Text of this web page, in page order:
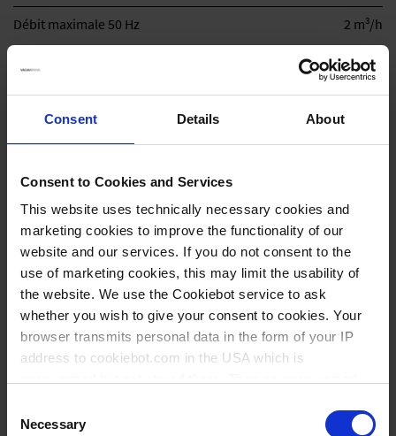
Consent Details About
Consent to Cookies and Services
This website uses technically necessary cookies and
marketing cookies to improve the functionality of our
website and our services. If you do not consent to the
use of marketing cookies, this may limit the usability of
the website. We use the Cookiebot service to ask
whether you wish to give your consent to cookies. Your
browser transmits personal data in the form of your IP
address to cookiebot.com in the USA which is
follow your cookie preferences for future page visits. The
Selection
Necessary
Débit maximale 50 Hz
2 m3/h
Pompe à membrane « chimie » en
Les pompes à membrane "chimie" sans huile sont idéales pour
l'aspiration en continu de vapeurs et gaz corrosifs. La construction
biétagée permet la combinaison intéressante d'un débit élevé avec
un bon vide limite. Les gaz et vapeurs pompés ne sont en contact
qu'avec des matériaux fluorés à la résistance chimique optimum. La
conception des membranes PTFE "sandwich" leur assure une
longue durée de vie. Avec son lest d'air, la pompe MZ 2C NT est
adaptée pour le pompage des vapeurs facilement condensables. La
gamme des nouvelles pompes NT se distingue par des
performances accrues et une meilleure tolérance aux condensats.